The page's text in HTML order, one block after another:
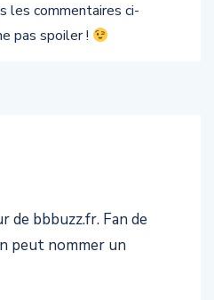
les commentaires ci-
pas spoiler !
de bbbuzz.fr. Fan de
peut nommer un